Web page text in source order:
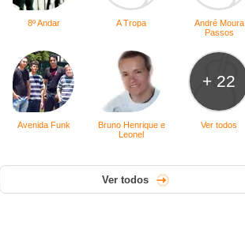
8º Andar A Tropa
André Moura
Passos
Avenida Funk
Bruno Henrique e
Leonel
+ 22
Ver todos
Ver todos